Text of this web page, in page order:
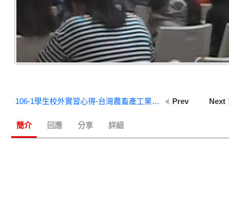
Prev
106-1學生校外實習心得-台灣農畜產工業股份有限公司 Next
簡介 回應 分享 詳細